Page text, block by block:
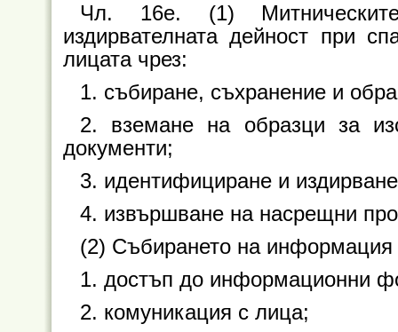
Чл. 16е. (1) Митническите
издирвателната дейност при
лицата чрез:
1. събиране, съхранение и
2. вземане на образци за
документи;
3. идентифициране и
4. извършване на насрещни
(2) Събирането на информация
1. достъп до информационни
2. комуникация с лица;